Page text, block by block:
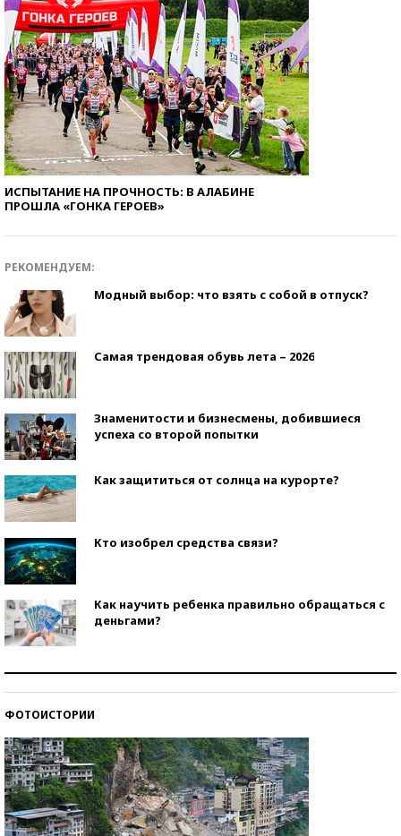
ИСПЫТАНИЕ НА ПРОЧНОСТЬ: В АЛАБИНЕ
ПРОШЛА «ГОНКА ГЕРОЕВ»
РЕКОМЕНДУЕМ:
Модный выбор: что взять с собой в отпуск?
Самая трендовая обувь лета – 2026
Знаменитости и бизнесмены, добившиеся
успеха со второй попытки
Как защититься от солнца на курорте?
Кто изобрел средства связи?
Как научить ребенка правильно обращаться с
деньгами?
ФОТОИСТОРИИ